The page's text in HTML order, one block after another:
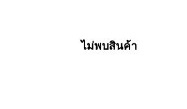
ไม่พบสินค้า